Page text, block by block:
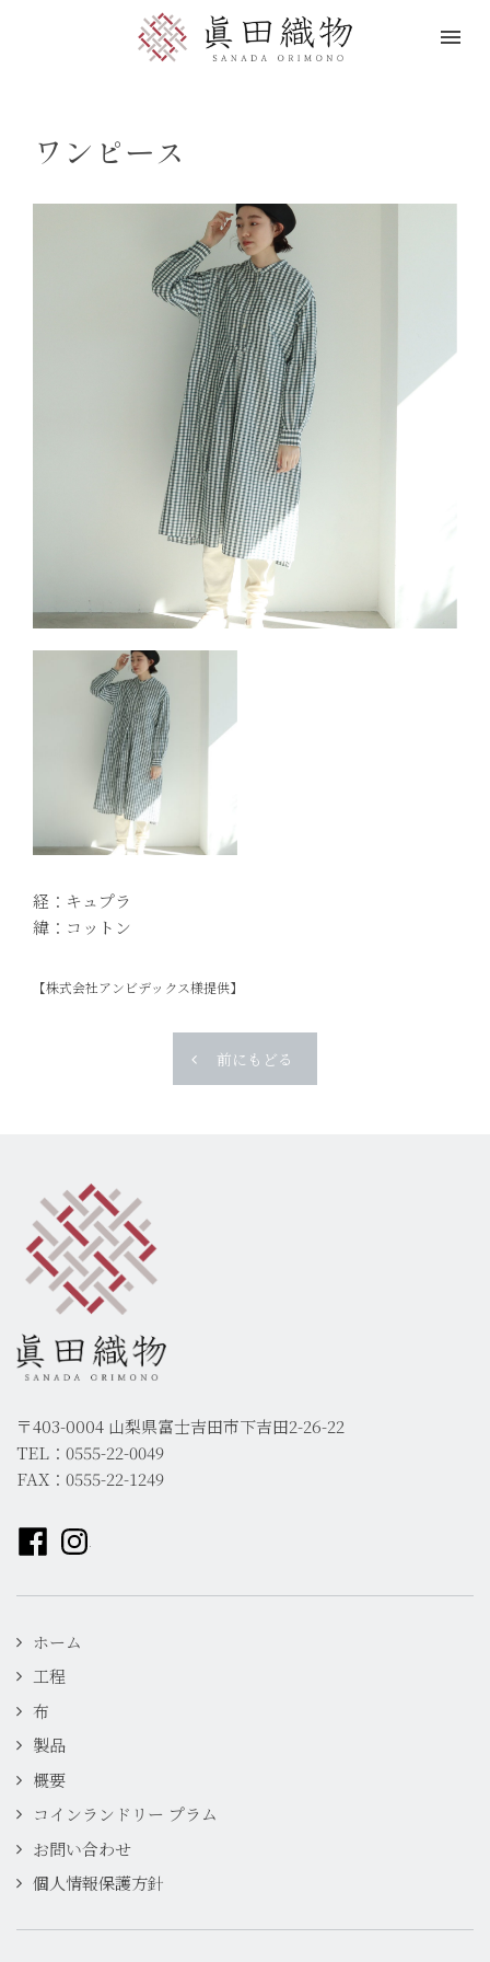
ワンピース
経：キュプラ
緯：コットン
【株式会社アンビデックス様提供】
前にもどる
〒403-0004 山梨県富士吉田市下吉田2-26-22
TEL：0555-22-0049
FAX：0555-22-1249
Facebookページへ
ホーム
工程
布
製品
概要
コインランドリー プラム
お問い合わせ
個人情報保護方針